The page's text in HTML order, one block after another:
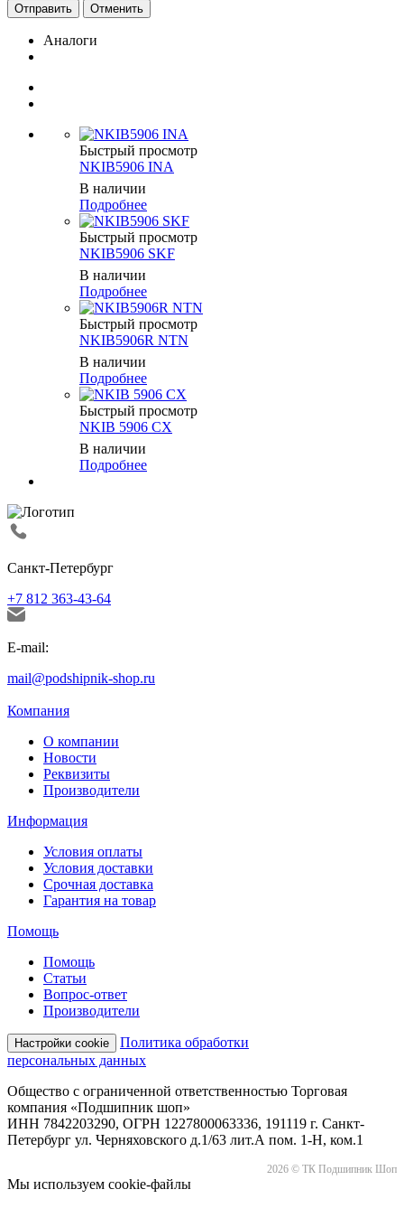
Отменить
Аналоги
Быстрый просмотр
NKIB5906 INA
В наличии
Подробнее
Быстрый просмотр
NKIB5906 SKF
В наличии
Подробнее
Быстрый просмотр
NKIB5906R NTN
В наличии
Подробнее
Быстрый просмотр
NKIB 5906 CX
В наличии
Подробнее
Санкт-Петербург
+7 812 363-43-64
E-mail:
mail@podshipnik-shop.ru
Компания
О компании
Новости
Реквизиты
Производители
Информация
Условия оплаты
Условия доставки
Срочная доставка
Гарантия на товар
Помощь
Помощь
Статьи
Вопрос-ответ
Производители
Настройки cookie
Политика обработки
персональных данных
Общество с ограниченной ответственностью Торговая
компания «Подшипник шоп»
ИНН 7842203290, ОГРН 1227800063336, 191119 г. Санкт-
Петербург ул. Черняховского д.1/63 лит.А пом. 1-Н, ком.1
2026 © ТК Подшипник Шоп
Мы используем cookie-файлы